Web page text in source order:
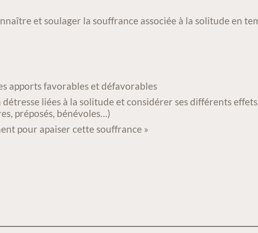
et soulager la souffrance associée à la solitude en
apports favorables et défavorables
liées à la solitude et considérer ses différents
préposés, bénévoles…)
pour apaiser cette souffrance »